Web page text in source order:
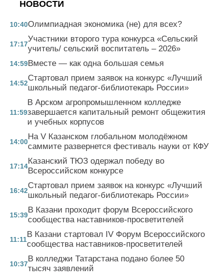
НОВОСТИ
10:40Олимпиадная экономика (не) для всех?
17:17
Участники второго тура конкурса «Сельский
учитель/ сельский воспитатель – 2026»
14:59Вместе — как одна большая семья
14:52
Стартовал прием заявок на конкурс «Лучший
школьный педагог-библиотекарь России»
11:59
В Арском агропромышленном колледже
завершается капитальный ремонт общежития
и учебных корпусов
14:00
На V Казанском глобальном молодёжном
саммите развернется фестиваль науки от КФУ
17:14
Казанский ТЮЗ одержал победу во
Всероссийском конкурсе
16:42
Стартовал прием заявок на конкурс «Лучший
школьный педагог-библиотекарь России»
15:39
В Казани проходит форум Всероссийского
сообщества наставников-просветителей
11:11
В Казани стартовал IV Форум Всероссийского
сообщества наставников-просветителей
10:37
В колледжи Татарстана подано более 50
тысяч заявлений